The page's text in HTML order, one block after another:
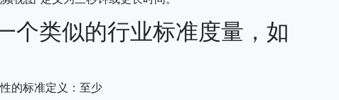
个类似的行业标准度量，如
的标准定义：至少